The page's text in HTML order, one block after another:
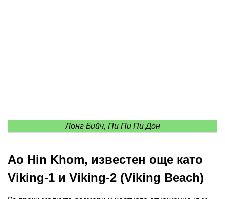
Лонг Бийч, Пи Пи Пи Дон
Ao Hin Khom, известен още като
Viking-1 и Viking-2 (Viking Beach)